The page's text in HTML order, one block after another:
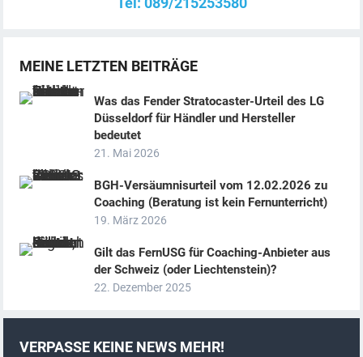
MEINE LETZTEN BEITRÄGE
Was das Fender Stratocaster-Urteil des LG
Düsseldorf für Händler und Hersteller
bedeutet
21. Mai 2026
BGH-Versäumnisurteil vom 12.02.2026 zu
Coaching (Beratung ist kein Fernunterricht)
19. März 2026
Gilt das FernUSG für Coaching-Anbieter aus
der Schweiz (oder Liechtenstein)?
22. Dezember 2025
VERPASSE KEINE NEWS MEHR!